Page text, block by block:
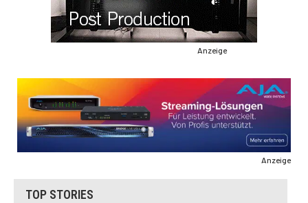
Anzeige
Anzeige
TOP STORIES